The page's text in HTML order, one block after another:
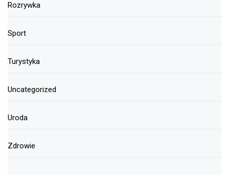
Rozrywka
Sport
Turystyka
Uncategorized
Uroda
Zdrowie